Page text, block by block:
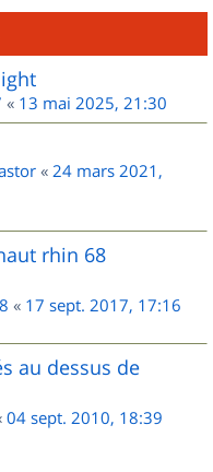
« 13 mai 2025, 21:30
« 24 mars 2021,
rhin 68
« 17 sept. 2017, 17:16
au dessus de
04 sept. 2010, 18:39